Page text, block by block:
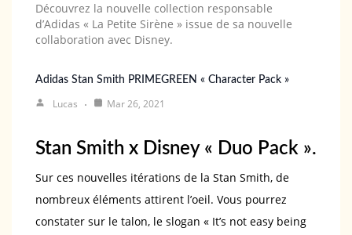
Découvrez la nouvelle collection responsable
d’Adidas « La Petite Sirène » issue de sa nouvelle
collaboration avec Disney.
Adidas Stan Smith PRIMEGREEN « Character Pack »
Lucas Mar 26, 2021
Stan Smith x Disney « Duo Pack ».
Sur ces nouvelles itérations de la Stan Smith, de
nombreux éléments attirent l’oeil. Vous pourrez
constater sur le talon, le slogan « It’s not easy being